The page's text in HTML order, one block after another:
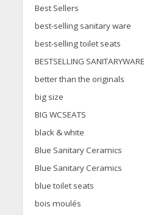
Best Sellers
best-selling sanitary ware
best-selling toilet seats
BESTSELLING SANITARYWARE
better than the originals
big size
BIG WCSEATS
black & white
Blue Sanitary Ceramics
Blue Sanitary Ceramics
blue toilet seats
bois moulés